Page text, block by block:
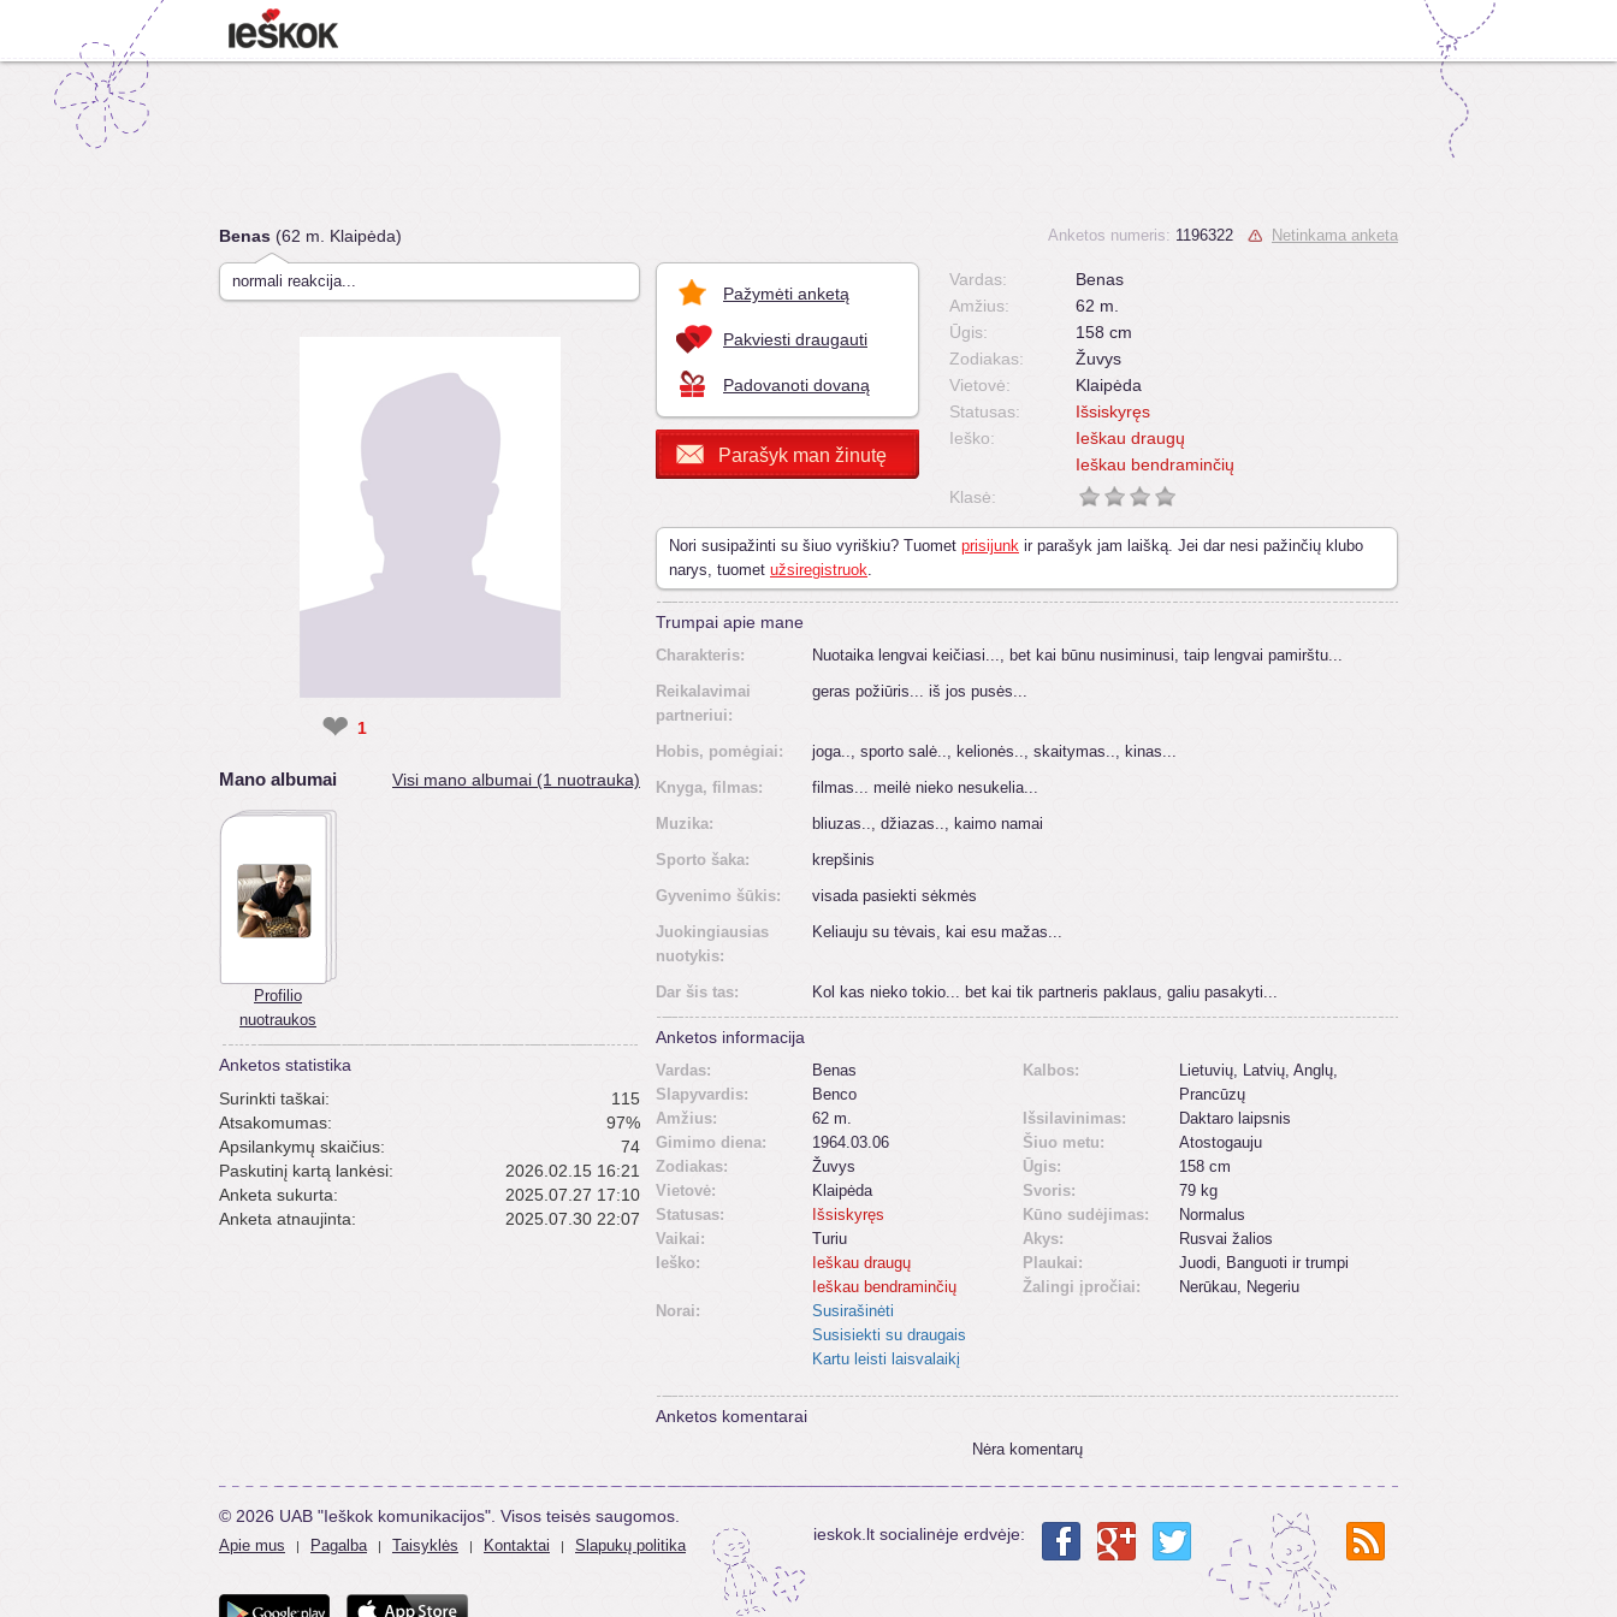
Benas (62 m. Klaipėda)
normali reakcija...
❤ 1
Mano albumai Visi mano albumai (1 nuotrauka)
Profilio
nuotraukos
Anketos statistika
Surinkti taškai:
115
Atsakomumas:
97%
Apsilankymų skaičius:
74
Paskutinį kartą lankėsi:
2026.02.15 16:21
Anketa sukurta:
2025.07.27 17:10
Anketa atnaujinta:
2025.07.30 22:07
Pažymėti anketą
Pakviesti draugauti
Padovanoti dovaną
Parašyk man žinutę
Anketos numeris: 1196322 Netinkama anketa
Vardas:
Benas
Amžius:
62 m.
Ūgis:
158 cm
Zodiakas:
Žuvys
Vietovė:
Klaipėda
Statusas:
Išsiskyręs
Ieško:
Ieškau draugų
Ieškau bendraminčių
Klasė:
Nori susipažinti su šiuo vyriškiu? Tuomet prisijunk ir parašyk jam laišką. Jei dar nesi pažinčių klubo
narys, tuomet užsiregistruok.
Trumpai apie mane
Charakteris:
Nuotaika lengvai keičiasi..., bet kai būnu nusiminusi, taip lengvai pamirštu...
Reikalavimai
partneriui:
geras požiūris... iš jos pusės...
Hobis, pomėgiai:
joga.., sporto salė.., kelionės.., skaitymas.., kinas...
Knyga, filmas:
filmas... meilė nieko nesukelia...
Muzika:
bliuzas.., džiazas.., kaimo namai
Sporto šaka:
krepšinis
Gyvenimo šūkis:
visada pasiekti sėkmės
Juokingiausias
nuotykis:
Keliauju su tėvais, kai esu mažas...
Dar šis tas: Kol kas nieko tokio... bet kai tik partneris paklaus, galiu pasakyti...
Anketos informacija
Vardas:
Benas
Slapyvardis:
Benco
Amžius:
62 m.
Gimimo diena:
1964.03.06
Zodiakas:
Žuvys
Vietovė:
Klaipėda
Statusas:
Išsiskyręs
Vaikai:
Turiu
Ieško:
Ieškau draugų
Ieškau bendraminčių
Norai:
Susirašinėti
Susisiekti su draugais
Kartu leisti laisvalaikį
Kalbos:
Lietuvių, Latvių, Anglų,
Prancūzų
Išsilavinimas:
Daktaro laipsnis
Šiuo metu:
Atostogauju
Ūgis:
158 cm
Svoris:
79 kg
Kūno sudėjimas:
Normalus
Akys:
Rusvai žalios
Plaukai:
Juodi, Banguoti ir trumpi
Žalingi įpročiai:
Nerūkau, Negeriu
Anketos komentarai
Nėra komentarų
© 2026 UAB "Ieškok komunikacijos". Visos teisės saugomos.
Apie mus | Pagalba | Taisyklės | Kontaktai | Slapukų politika
ieskok.lt socialinėje erdvėje: